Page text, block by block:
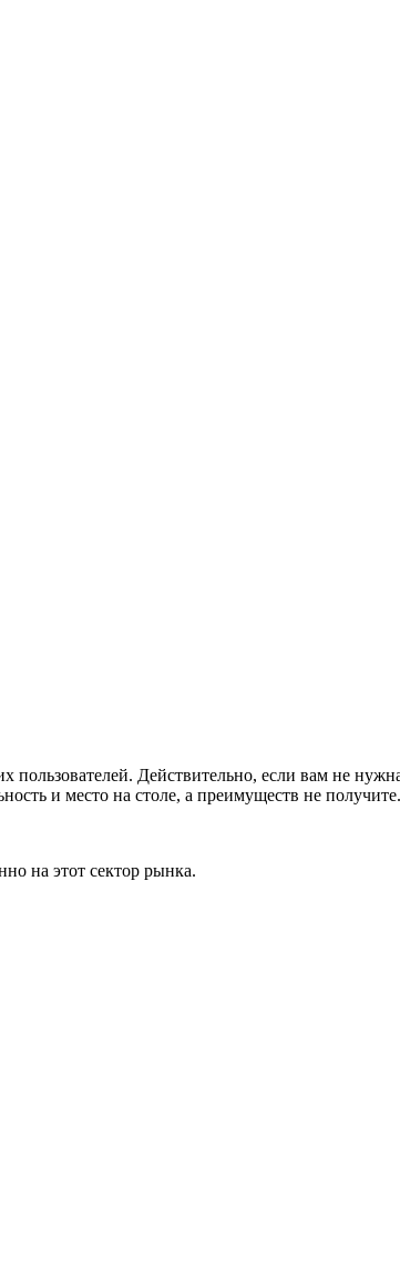
Действительно, если вам не
и место на столе, а преимуществ не получите.
на этот сектор рынка.